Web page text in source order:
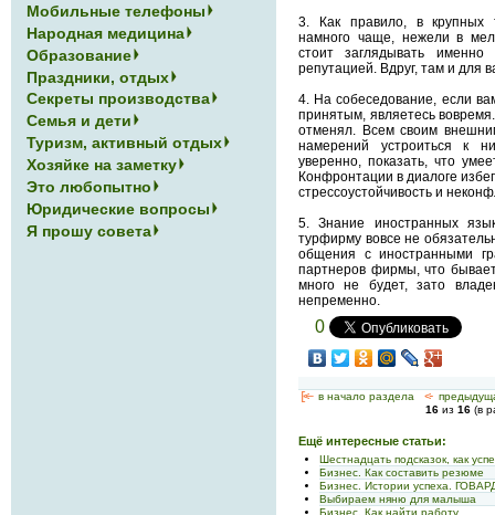
3. Как правило, в крупных
намного чаще, нежели в
стоит заглядывать
репутацией. Вдруг, там и для
4. На собеседование, если
принятым, являетесь
отменял. Всем своим
намерений устроиться к
уверенно, показать, что
Конфронтации в диалоге
стрессоустойчивость и
5. Знание иностранных
турфирму вовсе не
общения с иностранными
партнеров фирмы, что
много не будет, зато
непременно.
0
[<— в начало раздела <-
16 из 16 (в
Ещё интересные статьи:
Шестнадцать подсказок, как
Бизнес. Как составить резюме
Бизнес. Истории успеха.
Выбираем няню для малыша
Бизнес. Как найти работу
Мобильные телефоны
Народная медицина
Образование
Праздники, отдых
Секреты производства
Семья и дети
Туризм, активный отдых
Хозяйке на заметку
Это любопытно
Юридические вопросы
Я прошу совета